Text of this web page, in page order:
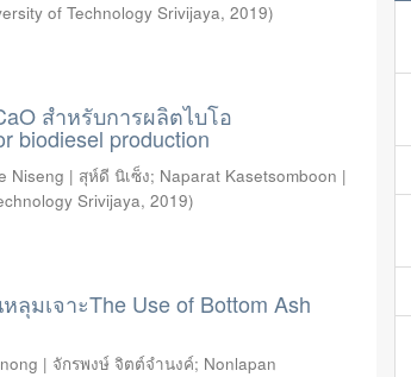
of Technology Srivijaya,2019)
สำหรับการผลิตไบโอ
biodiesel production
Niseng | สุห์ดี นิเซ็ง; Naparat Kasetsomboon |
Srivijaya,2019)
มเจาะThe Use of Bottom Ash
| จักรพงษ์ จิตต์จำนงค์; Nonlapan